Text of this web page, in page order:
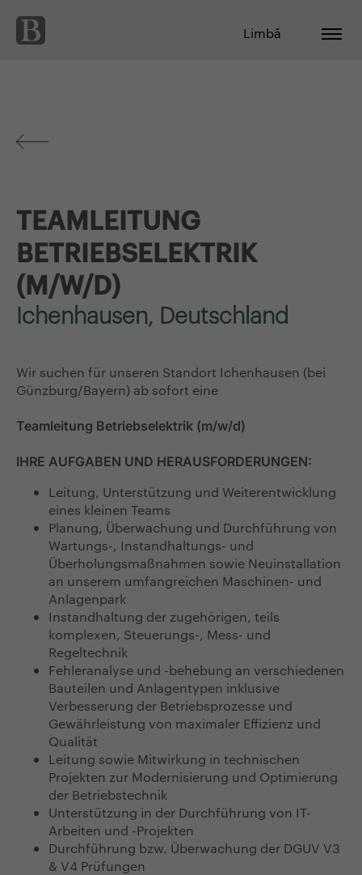
Limbă
TEAMLEITUNG
BETRIEBSELEKTRIK
(M/W/D)
Ichenhausen, Deutschland
Wir suchen für unseren Standort Ichenhausen (bei
Günzburg/Bayern) ab sofort eine
Teamleitung Betriebselektrik (m/w/d)
IHRE AUFGABEN UND HERAUSFORDERUNGEN:
Leitung, Unterstützung und Weiterentwicklung
eines kleinen Teams
Planung, Überwachung und Durchführung von
Wartungs-, Instandhaltungs- und
Überholungsmaßnahmen sowie Neuinstallation
an unserem umfangreichen Maschinen- und
Anlagenpark
Instandhaltung der zugehörigen, teils
komplexen, Steuerungs-, Mess- und
Regeltechnik
Fehleranalyse und -behebung an verschiedenen
Bauteilen und Anlagentypen inklusive
Verbesserung der Betriebsprozesse und
Gewährleistung von maximaler Effizienz und
Qualität
Leitung sowie Mitwirkung in technischen
Projekten zur Modernisierung und Optimierung
der Betriebstechnik
Unterstützung in der Durchführung von IT-
Arbeiten und -Projekten
Durchführung bzw. Überwachung der DGUV V3
& V4 Prüfungen